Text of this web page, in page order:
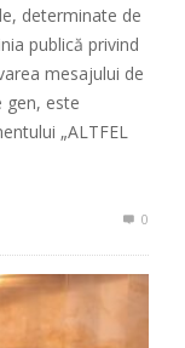
determinate de
publică privind
mesajului de
gen, este
„ALTFEL
0